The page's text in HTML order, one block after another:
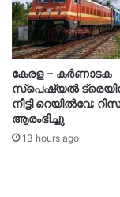
കേരള – കർണാടക
സ്പെഷ്യൽ
നീട്ടി റെയിൽവേ;
ആരംഭിച്ചു
13 hours ago